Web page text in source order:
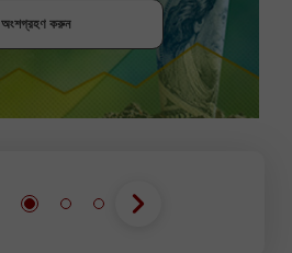
অংশগ্রহণ করুন
অংশগ্রহণ করুন